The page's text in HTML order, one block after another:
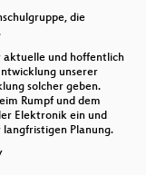
die
aktuelle und hoffentlich
unserer
solcher geben.
Rumpf und dem
Elektronik ein und
Planung.